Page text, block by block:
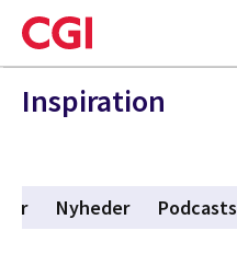
Skip
to
main
content
Inspiration
Nyheder Podcasts